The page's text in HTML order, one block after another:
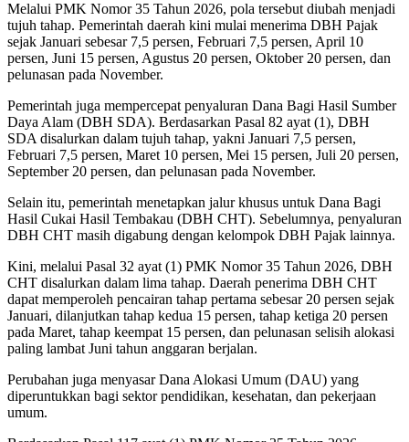
Melalui PMK Nomor 35 Tahun 2026, pola tersebut diubah menjadi
tujuh tahap. Pemerintah daerah kini mulai menerima DBH Pajak
sejak Januari sebesar 7,5 persen, Februari 7,5 persen, April 10
persen, Juni 15 persen, Agustus 20 persen, Oktober 20 persen, dan
pelunasan pada November.
Pemerintah juga mempercepat penyaluran Dana Bagi Hasil Sumber
Daya Alam (DBH SDA). Berdasarkan Pasal 82 ayat (1), DBH
SDA disalurkan dalam tujuh tahap, yakni Januari 7,5 persen,
Februari 7,5 persen, Maret 10 persen, Mei 15 persen, Juli 20 persen,
September 20 persen, dan pelunasan pada November.
Selain itu, pemerintah menetapkan jalur khusus untuk Dana Bagi
Hasil Cukai Hasil Tembakau (DBH CHT). Sebelumnya, penyaluran
DBH CHT masih digabung dengan kelompok DBH Pajak lainnya.
Kini, melalui Pasal 32 ayat (1) PMK Nomor 35 Tahun 2026, DBH
CHT disalurkan dalam lima tahap. Daerah penerima DBH CHT
dapat memperoleh pencairan tahap pertama sebesar 20 persen sejak
Januari, dilanjutkan tahap kedua 15 persen, tahap ketiga 20 persen
pada Maret, tahap keempat 15 persen, dan pelunasan selisih alokasi
paling lambat Juni tahun anggaran berjalan.
Perubahan juga menyasar Dana Alokasi Umum (DAU) yang
diperuntukkan bagi sektor pendidikan, kesehatan, dan pekerjaan
umum.